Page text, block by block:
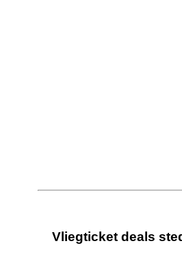
Vliegticket deals